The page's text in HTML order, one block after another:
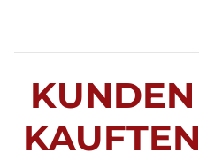
KUNDEN
KAUFTEN